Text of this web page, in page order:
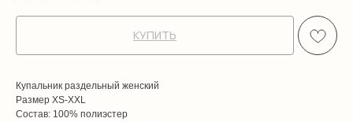
КУПИТЬ
Купальник раздельный женский
Размер XS-XXL
Состав: 100% полиэстер